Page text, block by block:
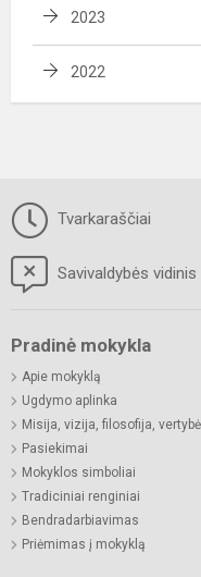
2023
2022
Tvarkaraščiai
Savivaldybės vidinis
Pradinė mokykla
Apie mokyklą
Ugdymo aplinka
Misija, vizija, filosofija,
Pasiekimai
Mokyklos simboliai
Tradiciniai renginiai
Bendradarbiavimas
Priėmimas į mokyklą